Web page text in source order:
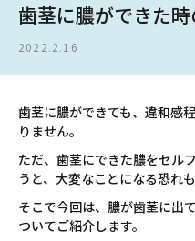
歯茎に膿ができた
2022.2.16
歯茎に膿ができても、違和感
りません。
ただ、歯茎にできた膿をセル
うと、大変なことになる恐れも
そこで今回は、膿が歯茎に出
ついてご紹介します。